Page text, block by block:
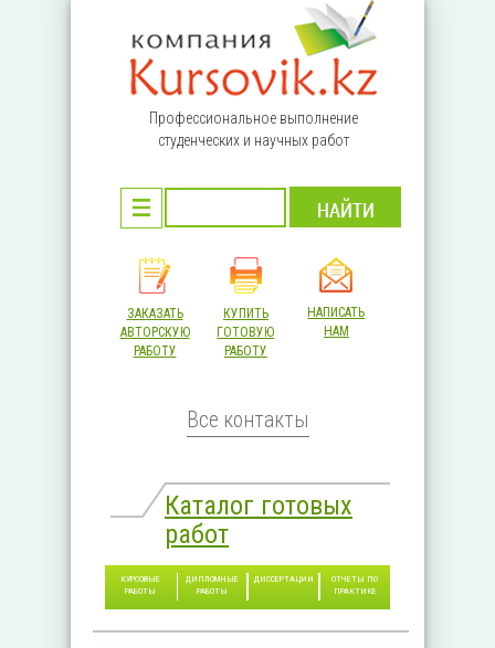
Профессиональное выполнение
студенческих и научных работ
ЗАКАЗАТЬ
АВТОРСКУЮ
РАБОТУ
КУПИТЬ
ГОТОВУЮ
РАБОТУ
НАПИСАТЬ
НАМ
Все контакты
Каталог готовых
работ
КУРСОВЫЕ
РАБОТЫ
ДИПЛОМНЫЕ
РАБОТЫ
ДИССЕРТАЦИИ
ОТЧЕТЫ ПО
ПРАКТИКЕ